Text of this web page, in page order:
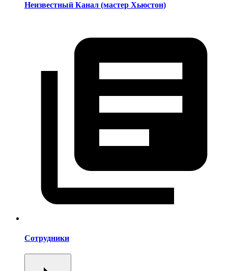
Неизвестный Канал (мастер Хьюстон)
Сотрудники